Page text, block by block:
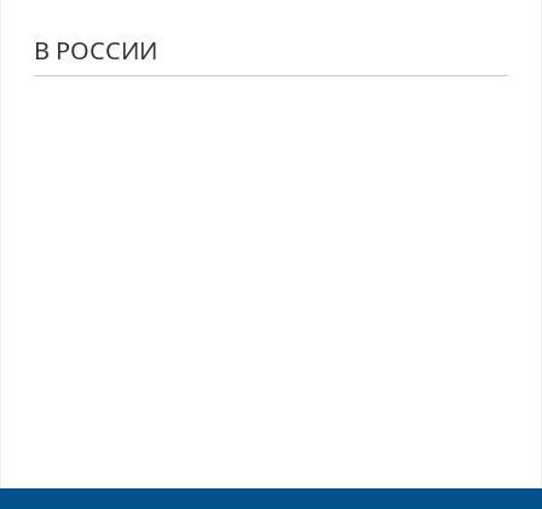
В РОССИИ